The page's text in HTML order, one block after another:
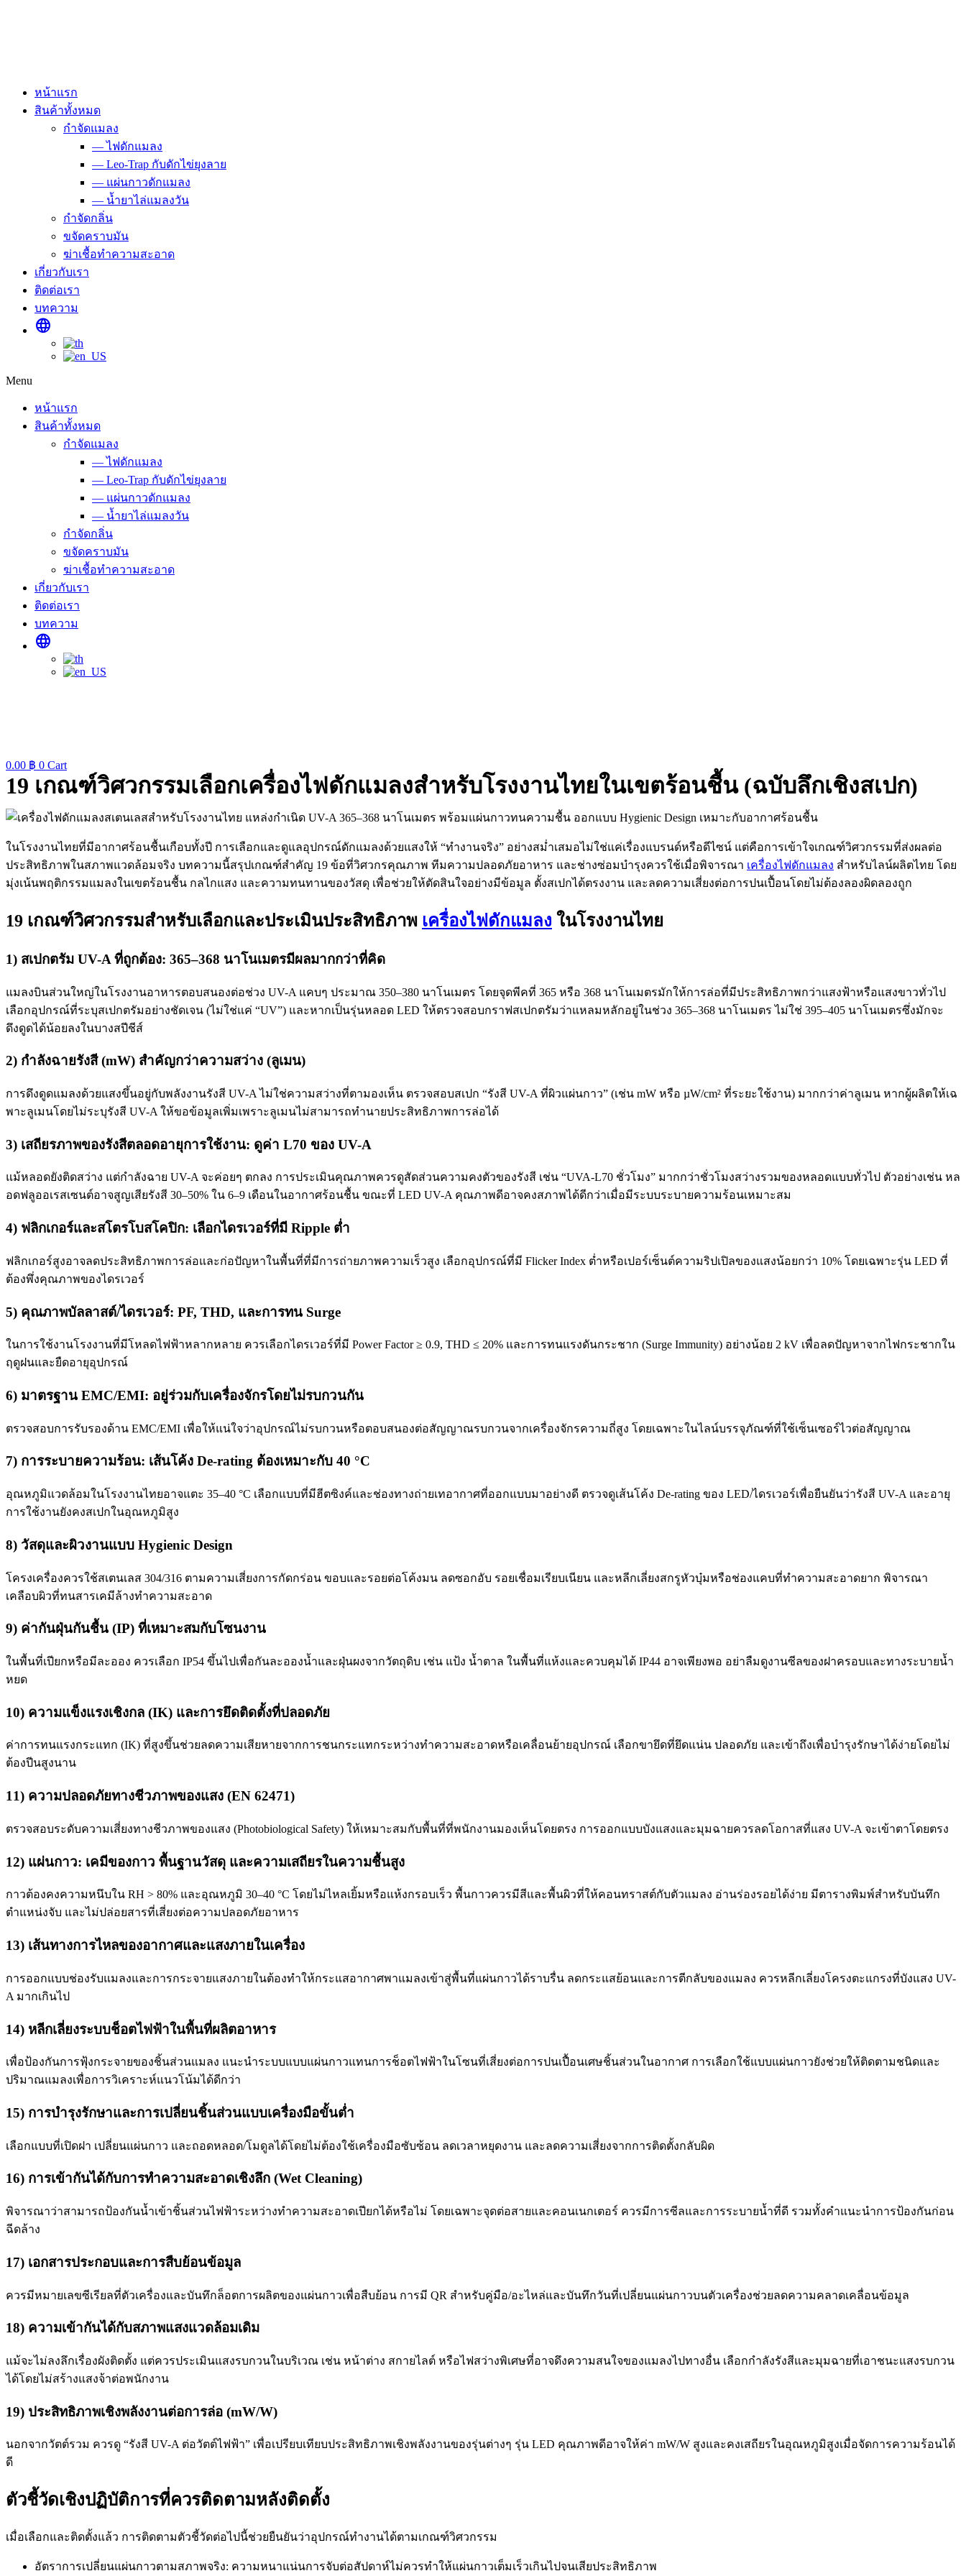
หน้าแรก
สินค้าทั้งหมด
กำจัดแมลง
— ไฟดักแมลง
— Leo-Trap กับดักไข่ยุงลาย
— แผ่นกาวดักแมลง
— น้ำยาไล่แมลงวัน
กำจัดกลิ่น
ขจัดคราบมัน
ฆ่าเชื้อทำความสะอาด
เกี่ยวกับเรา
ติดต่อเรา
บทความ
language
Menu
หน้าแรก
สินค้าทั้งหมด
กำจัดแมลง
— ไฟดักแมลง
— Leo-Trap กับดักไข่ยุงลาย
— แผ่นกาวดักแมลง
— น้ำยาไล่แมลงวัน
กำจัดกลิ่น
ขจัดคราบมัน
ฆ่าเชื้อทำความสะอาด
เกี่ยวกับเรา
ติดต่อเรา
บทความ
language
0.00 ฿ 0 Cart
19 เกณฑ์วิศวกรรมเลือกเครื่องไฟดักแมลงสำหรับโรงงานไทยในเขตร้อนชื้น (ฉบับลึกเชิงสเปก)
ในโรงงานไทยที่มีอากาศร้อนชื้นเกือบทั้งปี การเลือกและดูแลอุปกรณ์ดักแมลงด้วยแสงให้ “ทำงานจริง” อย่างสม่ำเสมอไม่ใช่แค่เรื่องแบรนด์หรือดีไซน์ แต่คือการเข้าใจเกณฑ์วิศวกรรมที่ส่งผลต่อ
ประสิทธิภาพในสภาพแวดล้อมจริง บทความนี้สรุปเกณฑ์สำคัญ 19 ข้อที่วิศวกรคุณภาพ ทีมความปลอดภัยอาหาร และช่างซ่อมบำรุงควรใช้เมื่อพิจารณา เครื่องไฟดักแมลง สำหรับไลน์ผลิตไทย โดย
มุ่งเน้นพฤติกรรมแมลงในเขตร้อนชื้น กลไกแสง และความทนทานของวัสดุ เพื่อช่วยให้ตัดสินใจอย่างมีข้อมูล ตั้งสเปกได้ตรงงาน และลดความเสี่ยงต่อการปนเปื้อนโดยไม่ต้องลองผิดลองถูก
19 เกณฑ์วิศวกรรมสำหรับเลือกและประเมินประสิทธิภาพ เครื่องไฟดักแมลง ในโรงงานไทย
1) สเปกตรัม UV-A ที่ถูกต้อง: 365–368 นาโนเมตรมีผลมากกว่าที่คิด
แมลงบินส่วนใหญ่ในโรงงานอาหารตอบสนองต่อช่วง UV-A แคบๆ ประมาณ 350–380 นาโนเมตร โดยจุดพีคที่ 365 หรือ 368 นาโนเมตรมักให้การล่อที่มีประสิทธิภาพกว่าแสงฟ้าหรือแสงขาวทั่วไป
เลือกอุปกรณ์ที่ระบุสเปกตรัมอย่างชัดเจน (ไม่ใช่แค่ “UV”) และหากเป็นรุ่นหลอด LED ให้ตรวจสอบกราฟสเปกตรัมว่าแหลมหลักอยู่ในช่วง 365–368 นาโนเมตร ไม่ใช่ 395–405 นาโนเมตรซึ่งมักจะ
ดึงดูดได้น้อยลงในบางสปีชีส์
2) กำลังฉายรังสี (mW) สำคัญกว่าความสว่าง (ลูเมน)
การดึงดูดแมลงด้วยแสงขึ้นอยู่กับพลังงานรังสี UV-A ไม่ใช่ความสว่างที่ตามองเห็น ตรวจสอบสเปก “รังสี UV-A ที่ผิวแผ่นกาว” (เช่น mW หรือ µW/cm² ที่ระยะใช้งาน) มากกว่าค่าลูเมน หากผู้ผลิตให้เฉ
พาะลูเมนโดยไม่ระบุรังสี UV-A ให้ขอข้อมูลเพิ่มเพราะลูเมนไม่สามารถทำนายประสิทธิภาพการล่อได้
3) เสถียรภาพของรังสีตลอดอายุการใช้งาน: ดูค่า L70 ของ UV-A
แม้หลอดยังติดสว่าง แต่กำลังฉาย UV-A จะค่อยๆ ตกลง การประเมินคุณภาพควรดูสัดส่วนความคงตัวของรังสี เช่น “UVA-L70 ชั่วโมง” มากกว่าชั่วโมงสว่างรวมของหลอดแบบทั่วไป ตัวอย่างเช่น หล
อดฟลูออเรสเซนต์อาจสูญเสียรังสี 30–50% ใน 6–9 เดือนในอากาศร้อนชื้น ขณะที่ LED UV-A คุณภาพดีอาจคงสภาพได้ดีกว่าเมื่อมีระบบระบายความร้อนเหมาะสม
4) ฟลิกเกอร์และสโตรโบสโคปิก: เลือกไดรเวอร์ที่มี Ripple ต่ำ
ฟลิกเกอร์สูงอาจลดประสิทธิภาพการล่อและก่อปัญหาในพื้นที่ที่มีการถ่ายภาพความเร็วสูง เลือกอุปกรณ์ที่มี Flicker Index ต่ำหรือเปอร์เซ็นต์ความริปเปิลของแสงน้อยกว่า 10% โดยเฉพาะรุ่น LED ที่
ต้องพึ่งคุณภาพของไดรเวอร์
5) คุณภาพบัลลาสต์/ไดรเวอร์: PF, THD, และการทน Surge
ในการใช้งานโรงงานที่มีโหลดไฟฟ้าหลากหลาย ควรเลือกไดรเวอร์ที่มี Power Factor ≥ 0.9, THD ≤ 20% และการทนแรงดันกระชาก (Surge Immunity) อย่างน้อย 2 kV เพื่อลดปัญหาจากไฟกระชากใน
ฤดูฝนและยืดอายุอุปกรณ์
6) มาตรฐาน EMC/EMI: อยู่ร่วมกับเครื่องจักรโดยไม่รบกวนกัน
ตรวจสอบการรับรองด้าน EMC/EMI เพื่อให้แน่ใจว่าอุปกรณ์ไม่รบกวนหรือตอบสนองต่อสัญญาณรบกวนจากเครื่องจักรความถี่สูง โดยเฉพาะในไลน์บรรจุภัณฑ์ที่ใช้เซ็นเซอร์ไวต่อสัญญาณ
7) การระบายความร้อน: เส้นโค้ง De-rating ต้องเหมาะกับ 40 °C
อุณหภูมิแวดล้อมในโรงงานไทยอาจแตะ 35–40 °C เลือกแบบที่มีฮีตซิงค์และช่องทางถ่ายเทอากาศที่ออกแบบมาอย่างดี ตรวจดูเส้นโค้ง De-rating ของ LED/ไดรเวอร์เพื่อยืนยันว่ารังสี UV-A และอายุ
การใช้งานยังคงสเปกในอุณหภูมิสูง
8) วัสดุและผิวงานแบบ Hygienic Design
โครงเครื่องควรใช้สเตนเลส 304/316 ตามความเสี่ยงการกัดกร่อน ขอบและรอยต่อโค้งมน ลดซอกอับ รอยเชื่อมเรียบเนียน และหลีกเลี่ยงสกรูหัวบุ๋มหรือช่องแคบที่ทำความสะอาดยาก พิจารณา
เคลือบผิวที่ทนสารเคมีล้างทำความสะอาด
9) ค่ากันฝุ่นกันชื้น (IP) ที่เหมาะสมกับโซนงาน
ในพื้นที่เปียกหรือมีละออง ควรเลือก IP54 ขึ้นไปเพื่อกันละอองน้ำและฝุ่นผงจากวัตถุดิบ เช่น แป้ง น้ำตาล ในพื้นที่แห้งและควบคุมได้ IP44 อาจเพียงพอ อย่าลืมดูงานซีลของฝาครอบและทางระบายน้ำ
หยด
10) ความแข็งแรงเชิงกล (IK) และการยึดติดตั้งที่ปลอดภัย
ค่าการทนแรงกระแทก (IK) ที่สูงขึ้นช่วยลดความเสียหายจากการชนกระแทกระหว่างทำความสะอาดหรือเคลื่อนย้ายอุปกรณ์ เลือกขายึดที่ยึดแน่น ปลอดภัย และเข้าถึงเพื่อบำรุงรักษาได้ง่ายโดยไม่
ต้องปีนสูงนาน
11) ความปลอดภัยทางชีวภาพของแสง (EN 62471)
ตรวจสอบระดับความเสี่ยงทางชีวภาพของแสง (Photobiological Safety) ให้เหมาะสมกับพื้นที่ที่พนักงานมองเห็นโดยตรง การออกแบบบังแสงและมุมฉายควรลดโอกาสที่แสง UV-A จะเข้าตาโดยตรง
12) แผ่นกาว: เคมีของกาว พื้นฐานวัสดุ และความเสถียรในความชื้นสูง
กาวต้องคงความหนึบใน RH > 80% และอุณหภูมิ 30–40 °C โดยไม่ไหลเยิ้มหรือแห้งกรอบเร็ว พื้นกาวควรมีสีและพื้นผิวที่ให้คอนทราสต์กับตัวแมลง อ่านร่องรอยได้ง่าย มีตารางพิมพ์สำหรับบันทึก
ตำแหน่งจับ และไม่ปล่อยสารที่เสี่ยงต่อความปลอดภัยอาหาร
13) เส้นทางการไหลของอากาศและแสงภายในเครื่อง
การออกแบบช่องรับแมลงและการกระจายแสงภายในต้องทำให้กระแสอากาศพาแมลงเข้าสู่พื้นที่แผ่นกาวได้ราบรื่น ลดกระแสย้อนและการตีกลับของแมลง ควรหลีกเลี่ยงโครงตะแกรงที่บังแสง UV-
A มากเกินไป
14) หลีกเลี่ยงระบบช็อตไฟฟ้าในพื้นที่ผลิตอาหาร
เพื่อป้องกันการฟุ้งกระจายของชิ้นส่วนแมลง แนะนำระบบแบบแผ่นกาวแทนการช็อตไฟฟ้าในโซนที่เสี่ยงต่อการปนเปื้อนเศษชิ้นส่วนในอากาศ การเลือกใช้แบบแผ่นกาวยังช่วยให้ติดตามชนิดและ
ปริมาณแมลงเพื่อการวิเคราะห์แนวโน้มได้ดีกว่า
15) การบำรุงรักษาและการเปลี่ยนชิ้นส่วนแบบเครื่องมือขั้นต่ำ
เลือกแบบที่เปิดฝา เปลี่ยนแผ่นกาว และถอดหลอด/โมดูลได้โดยไม่ต้องใช้เครื่องมือซับซ้อน ลดเวลาหยุดงาน และลดความเสี่ยงจากการติดตั้งกลับผิด
16) การเข้ากันได้กับการทำความสะอาดเชิงลึก (Wet Cleaning)
พิจารณาว่าสามารถป้องกันน้ำเข้าชิ้นส่วนไฟฟ้าระหว่างทำความสะอาดเปียกได้หรือไม่ โดยเฉพาะจุดต่อสายและคอนเนกเตอร์ ควรมีการซีลและการระบายน้ำที่ดี รวมทั้งคำแนะนำการป้องกันก่อน
ฉีดล้าง
17) เอกสารประกอบและการสืบย้อนข้อมูล
ควรมีหมายเลขซีเรียลที่ตัวเครื่องและบันทึกล็อตการผลิตของแผ่นกาวเพื่อสืบย้อน การมี QR สำหรับคู่มือ/อะไหล่และบันทึกวันที่เปลี่ยนแผ่นกาวบนตัวเครื่องช่วยลดความคลาดเคลื่อนข้อมูล
18) ความเข้ากันได้กับสภาพแสงแวดล้อมเดิม
แม้จะไม่ลงลึกเรื่องผังติดตั้ง แต่ควรประเมินแสงรบกวนในบริเวณ เช่น หน้าต่าง สกายไลต์ หรือไฟสว่างพิเศษที่อาจดึงความสนใจของแมลงไปทางอื่น เลือกกำลังรังสีและมุมฉายที่เอาชนะแสงรบกวน
ได้โดยไม่สร้างแสงจ้าต่อพนักงาน
19) ประสิทธิภาพเชิงพลังงานต่อการล่อ (mW/W)
นอกจากวัตต์รวม ควรดู “รังสี UV-A ต่อวัตต์ไฟฟ้า” เพื่อเปรียบเทียบประสิทธิภาพเชิงพลังงานของรุ่นต่างๆ รุ่น LED คุณภาพดีอาจให้ค่า mW/W สูงและคงเสถียรในอุณหภูมิสูงเมื่อจัดการความร้อนได้
ดี
ตัวชี้วัดเชิงปฏิบัติการที่ควรติดตามหลังติดตั้ง
เมื่อเลือกและติดตั้งแล้ว การติดตามตัวชี้วัดต่อไปนี้ช่วยยืนยันว่าอุปกรณ์ทำงานได้ตามเกณฑ์วิศวกรรม
อัตราการเปลี่ยนแผ่นกาวตามสภาพจริง: ความหนาแน่นการจับต่อสัปดาห์ไม่ควรทำให้แผ่นกาวเต็มเร็วเกินไปจนเสียประสิทธิภาพ